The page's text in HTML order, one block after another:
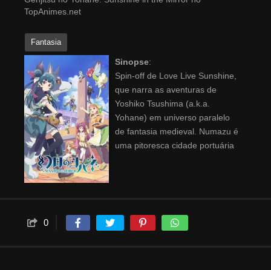
TopAnimes.net
Fantasia
Sinopse:
Spin-off de Love Live Sunshine,
que narra as aventuras de
Yoshiko Tsushima (a.k.a.
Yohane) em universo paralelo
de fantasia medieval. Numazu é
uma pitoresca cidade portuária
passa o dia evitando as pessoas
da cidade. O que quer fazer, seu
0